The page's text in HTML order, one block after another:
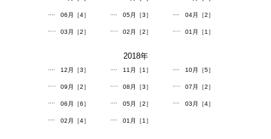
06月［4］ 05月［3］ 04月［2］
03月［2］ 02月［2］ 01月［1］
2018年
12月［3］ 11月［1］ 10月［5］
09月［2］ 08月［3］ 07月［2］
06月［6］ 05月［2］ 03月［4］
02月［4］ 01月［1］